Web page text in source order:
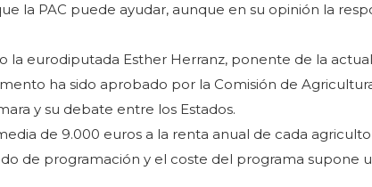
la PAC puede ayudar, aunque en su opinión la
la eurodiputada Esther Herranz, ponente de la
ha sido aprobado por la Comisión de
y su debate entre los Estados.
de 9.000 euros a la renta anual de cada
de programación y el coste del programa supone